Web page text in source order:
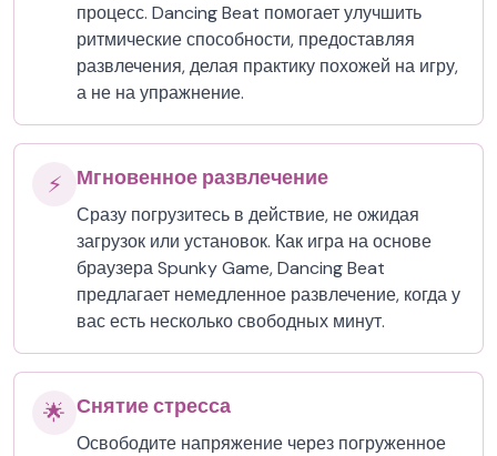
процесс. Dancing Beat помогает улучшить
ритмические способности, предоставляя
развлечения, делая практику похожей на игру,
а не на упражнение.
⚡ Мгновенное развлечение
Сразу погрузитесь в действие, не ожидая
загрузок или установок. Как игра на основе
браузера Spunky Game, Dancing Beat
предлагает немедленное развлечение, когда у
вас есть несколько свободных минут.
🌟 Снятие стресса
Освободите напряжение через погруженное